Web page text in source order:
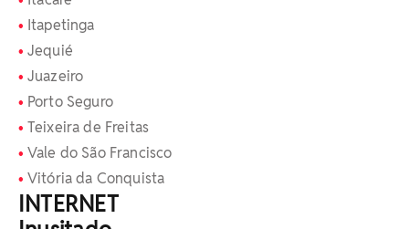
Itapetinga
Jequié
Juazeiro
Porto Seguro
Teixeira de Freitas
Vale do São Francisco
Vitória da Conquista
INTERNET